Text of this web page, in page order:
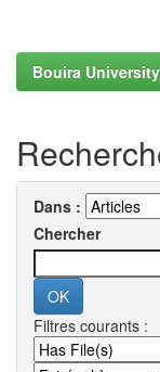
Bouira
Dans :
Chercher
Filtres courants :